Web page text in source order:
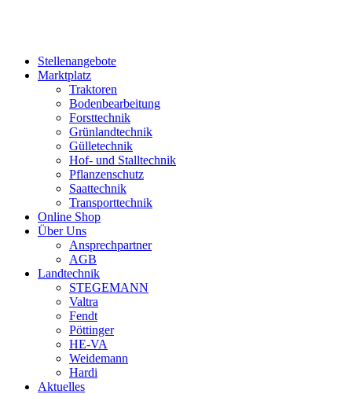
Stellenangebote
Marktplatz
Traktoren
Bodenbearbeitung
Forsttechnik
Grünlandtechnik
Gülletechnik
Hof- und Stalltechnik
Pflanzenschutz
Saattechnik
Transporttechnik
Online Shop
Über Uns
Ansprechpartner
AGB
Landtechnik
STEGEMANN
Valtra
Fendt
Pöttinger
HE-VA
Weidemann
Hardi
Aktuelles